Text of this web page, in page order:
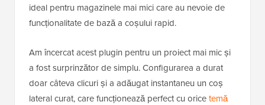
ideal pentru magazinele mai mici care au nevoie de
funcționalitate de bază a coșului rapid.
Am încercat acest plugin pentru un proiect mai mic și
a fost surprinzător de simplu. Configurarea a durat
doar câteva clicuri și a adăugat instantaneu un coș
lateral curat, care funcționează perfect cu oricetemă